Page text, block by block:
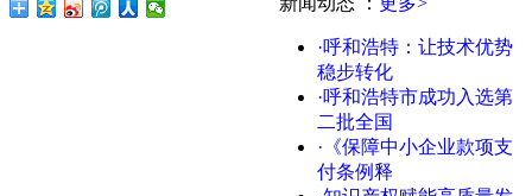
·呼和浩特：让技术优势
稳步转化
·呼和浩特市成功入选第
二批全国
·《保障中小企业款项支
付条例释